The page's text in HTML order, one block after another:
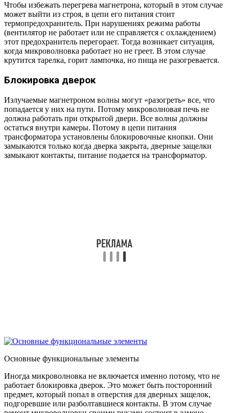
Чтобы избежать перегрева магнетрона, который в этом случае
может выйти из строя, в цепи его питания стоит
термопредохранитель. При нарушениях режима работы
(вентилятор не работает или не справляется с охлаждением)
этот предохранитель перегорает. Тогда возникает ситуация,
когда микроволновка работает но не греет. В этом случае
крутится тарелка, горит лампочка, но пища не разогревается.
Блокировка дверок
Излучаемые магнетроном волны могут «разогреть» все, что
попадается у них на пути. Потому микроволновая печь не
должна работать при открытой двери. Все волны должны
остаться внутри камеры. Потому в цепи питания
трансформатора установлены блокировочные кнопки. Они
замыкаются только когда дверка закрыта, дверные защелки
замыкают контакты, питание подается на трансформатор.
Основные функциональные элементы
Иногда микроволновка не включается именно потому, что не
работает блокировка дверок. Это может быть посторонний
предмет, который попал в отверстия для дверных защелок,
подгоревшие или разболтавшиеся контакты. В этом случае